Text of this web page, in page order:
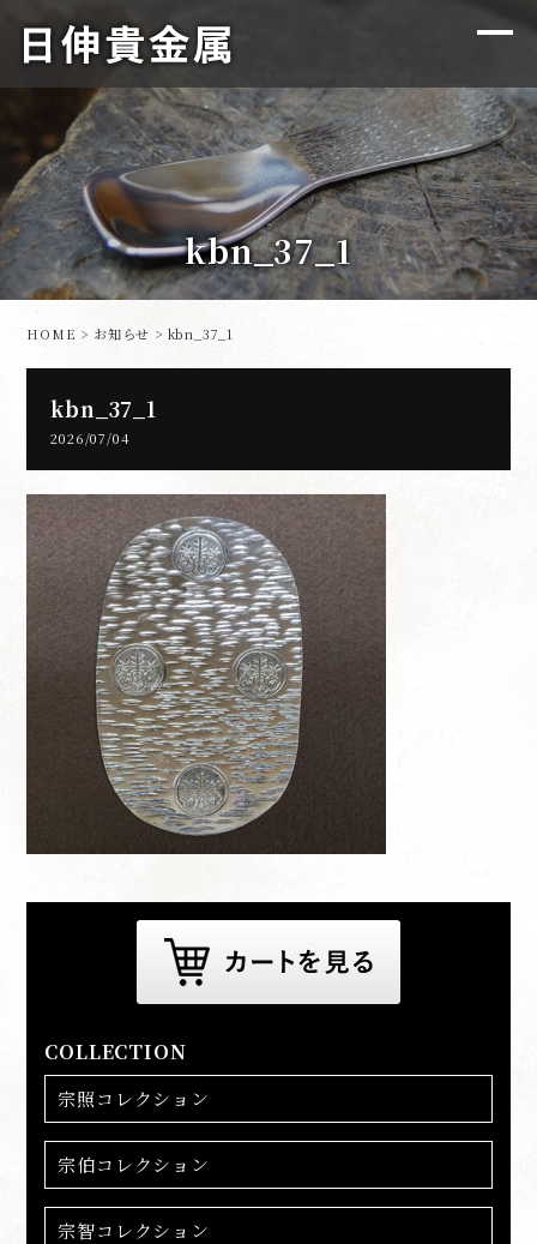
kbn_37_1
HOME > お知らせ > kbn_37_1
kbn_37_1
2026/07/04
COLLECTION
宗照コレクション
宗伯コレクション
宗智コレクション